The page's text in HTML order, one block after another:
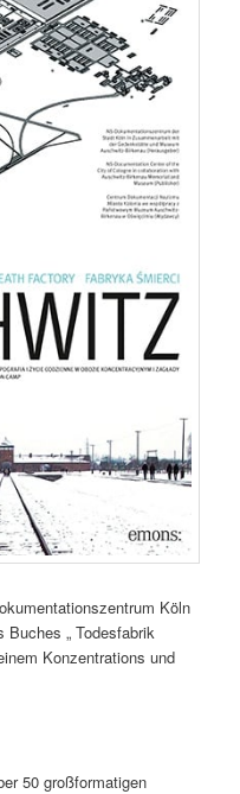
Köln
„ Todesfabrik
Konzentrations und
50 großformatigen